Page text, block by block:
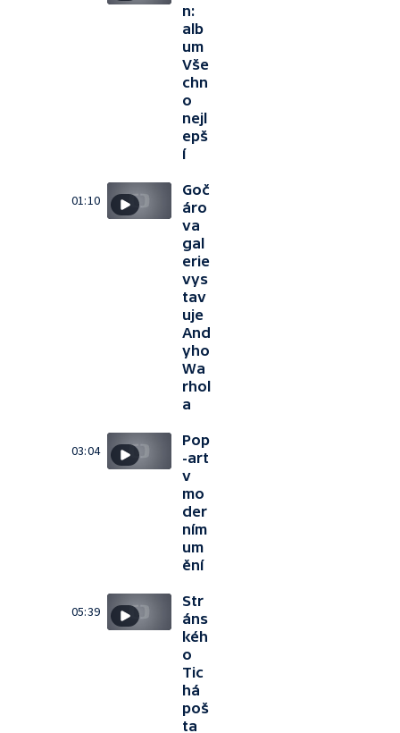
n:
alb
um
Vše
chn
o
nejl
epš
í
01:10
Goč
áro
va
gal
erie
vys
tav
uje
And
yho
Wa
rhol
a
03:04
Pop
-art
v
mo
der
ním
um
ění
05:39
Str
áns
kéh
o
Tic
há
poš
ta